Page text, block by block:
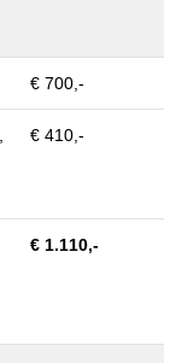
€ 700,-
€ 410,-
€ 1.110,-